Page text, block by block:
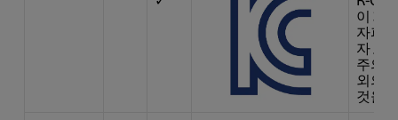
이 기
자파
자 또
주의
외의
것을